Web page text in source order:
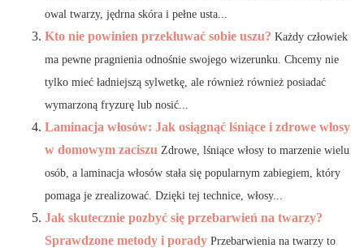
owal twarzy, jędrna skóra i pełne usta...
Kto nie powinien przekłuwać sobie uszu? Każdy człowiek
ma pewne pragnienia odnośnie swojego wizerunku. Chcemy nie
tylko mieć ładniejszą sylwetkę, ale również również posiadać
wymarzoną fryzurę lub nosić...
Laminacja włosów: Jak osiągnąć lśniące i zdrowe włosy
w domowym zaciszu Zdrowe, lśniące włosy to marzenie wielu
osób, a laminacja włosów stała się popularnym zabiegiem, który
pomaga je zrealizować. Dzięki tej technice, włosy...
Jak skutecznie pozbyć się przebarwień na twarzy?
Sprawdzone metody i porady Przebarwienia na twarzy to